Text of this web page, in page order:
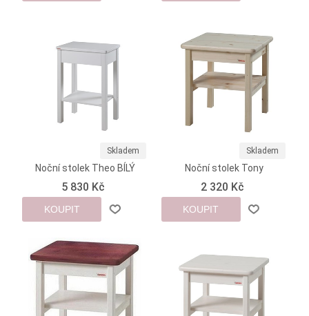
Skladem
Noční stolek Theo BÍLÝ
5 830 Kč
KOUPIT
Skladem
Noční stolek Tony
2 320 Kč
KOUPIT